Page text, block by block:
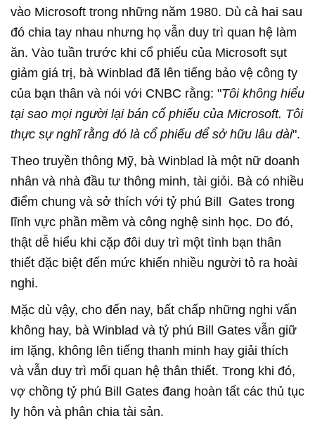
vào Microsoft trong những năm 1980. Dù cả hai sau
đó chia tay nhau nhưng họ vẫn duy trì quan hệ làm
ăn. Vào tuần trước khi cổ phiếu của Microsoft sụt
giảm giá trị, bà Winblad đã lên tiếng bảo vệ công ty
của bạn thân và nói với CNBC rằng: "Tôi không hiểu
tại sao mọi người lại bán cổ phiếu của Microsoft. Tôi
thực sự nghĩ rằng đó là cổ phiếu để sở hữu lâu dài".
Theo truyền thông Mỹ, bà Winblad là một nữ doanh
nhân và nhà đầu tư thông minh, tài giỏi. Bà có nhiều
điểm chung và sở thích với tỷ phú Bill Gates trong
lĩnh vực phần mềm và công nghệ sinh học. Do đó,
thật dễ hiểu khi cặp đôi duy trì một tình bạn thân
thiết đặc biệt đến mức khiến nhiều người tỏ ra hoài
nghi.
Mặc dù vậy, cho đến nay, bất chấp những nghi vấn
không hay, bà Winblad và tỷ phú Bill Gates vẫn giữ
im lặng, không lên tiếng thanh minh hay giải thích
và vẫn duy trì mối quan hệ thân thiết. Trong khi đó,
vợ chồng tỷ phú Bill Gates đang hoàn tất các thủ tục
ly hôn và phân chia tài sản.